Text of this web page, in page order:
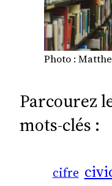
Photo :
Parcourez
mots-clés :
cifre